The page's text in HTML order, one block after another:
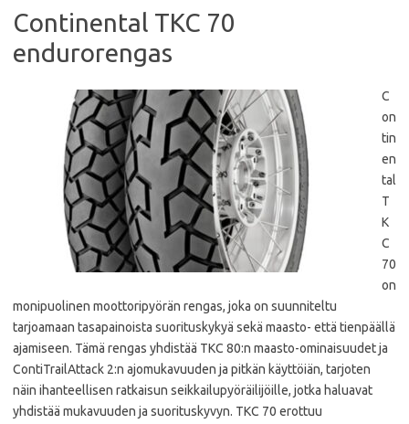
Continental TKC 70
endurorengas
C
on
tin
en
tal
T
K
C
70
on
monipuolinen moottoripyörän rengas, joka on suunniteltu
tarjoamaan tasapainoista suorituskykyä sekä maasto- että tienpäällä
ajamiseen. Tämä rengas yhdistää TKC 80:n maasto-ominaisuudet ja
ContiTrailAttack 2:n ajomukavuuden ja pitkän käyttöiän, tarjoten
näin ihanteellisen ratkaisun seikkailupyöräilijöille, jotka haluavat
yhdistää mukavuuden ja suorituskyvyn. TKC 70 erottuu